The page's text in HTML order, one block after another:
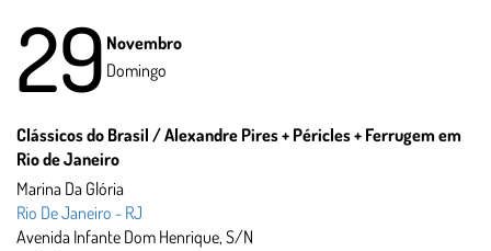
29 Novembro
Domingo
Clássicos do Brasil / Alexandre Pires + Péricles + Ferrugem em
Rio de Janeiro
Marina Da Glória
Rio De Janeiro - RJ
Avenida Infante Dom Henrique, S/N